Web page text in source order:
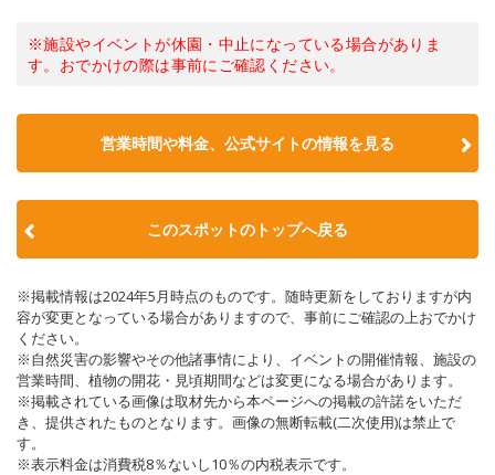
※施設やイベントが休園・中止になっている場合がありま
す。おでかけの際は事前にご確認ください。
営業時間や料金、公式サイトの情報を見る
このスポットのトップへ戻る
※掲載情報は2024年5月時点のものです。随時更新をしておりますが内
容が変更となっている場合がありますので、事前にご確認の上おでかけ
ください。
※自然災害の影響やその他諸事情により、イベントの開催情報、施設の
営業時間、植物の開花・見頃期間などは変更になる場合があります。
※掲載されている画像は取材先から本ページへの掲載の許諾をいただ
き、提供されたものとなります。画像の無断転載(二次使用)は禁止で
す。
※表示料金は消費税8％ないし10％の内税表示です。